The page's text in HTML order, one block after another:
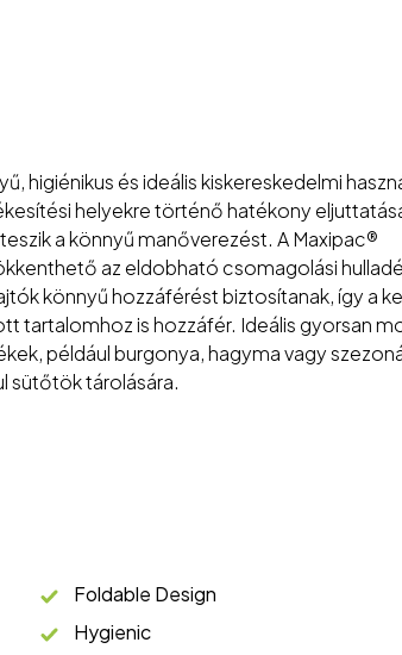
higiénikus és ideális kiskereskedelmi
helyekre történő hatékony
a könnyű manőverezést. A Maxipac®
az eldobható csomagolási
könnyű hozzáférést biztosítanak, így a
tartalomhoz is hozzáfér. Ideális gyorsan
például burgonya, hagyma vagy
sütőtök tárolására.
Foldable Design
Hygienic